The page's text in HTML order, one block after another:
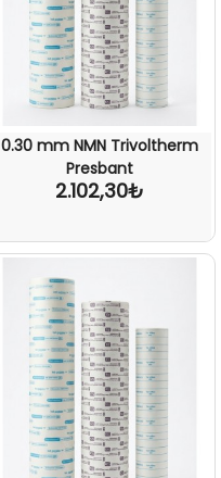
0.30 mm NMN Trivoltherm
Presbant
2.102,30₺